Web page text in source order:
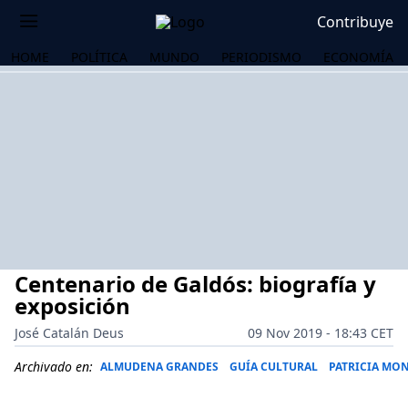
Contribuye
HOME POLÍTICA MUNDO PERIODISMO ECONOMÍA
Centenario de Galdós: biografía y
exposición
José Catalán Deus
09 Nov 2019 - 18:43 CET
Archivado en: ALMUDENA GRANDES GUÍA CULTURAL PATRICIA